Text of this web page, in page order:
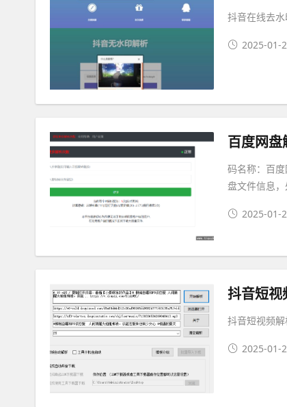
抖音在线去
2025-01-
百度网
码名称：百
盘文件信息
2025-01-
抖音短视
抖音短视频
2025-01-